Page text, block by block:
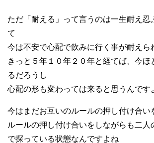
ただ「耐える」って言うのは一生耐え忍
て
今は不安で心配で飲みに行く事が耐えら
きっと５年１０年２０年と経てば、今ほ
るだろうし
心配の形も変わっては来ると思うんです
今はまだお互いのルールの押し付け合い
ルールの押し付け合いをしながらも二人
で探っている状態なんですよね